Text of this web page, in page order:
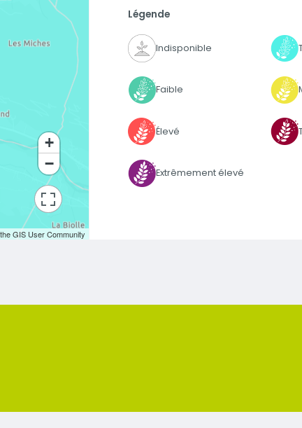
bouton d'actions
+
−
GIS User Community
Légende
Indisponible
Faible
Élevé
Extrêmement élevé